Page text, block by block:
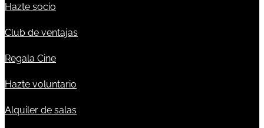
Hazte socio
Club de ventajas
Regala Cine
Hazte voluntario
Alquiler de salas